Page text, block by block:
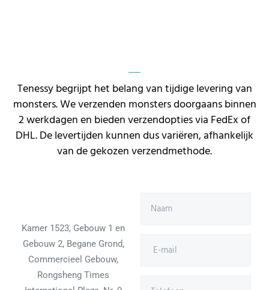
Tenessy begrijpt het belang van tijdige levering van
monsters. We verzenden monsters doorgaans binnen
2 werkdagen en bieden verzendopties via FedEx of
DHL. De levertijden kunnen dus variëren, afhankelijk
van de gekozen verzendmethode.
Kamer 1523, Gebouw 1 en
Gebouw 2, Begane Grond,
Commercieel Gebouw,
Rongsheng Times